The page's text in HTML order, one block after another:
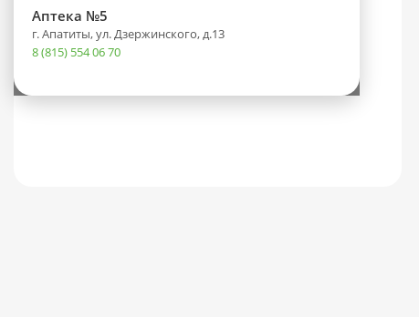
Аптека №5
г. Апатиты, ул. Дзержинского, д.13
8 (815) 554 06 70